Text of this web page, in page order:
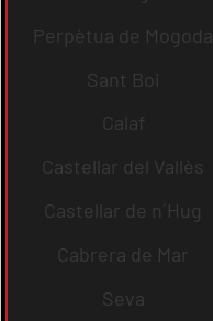
Perpètua de Mogoda
Sant Boi
Calaf
Castellar del Vallès
Castellar de n´Hug
Cabrera de Mar
Seva